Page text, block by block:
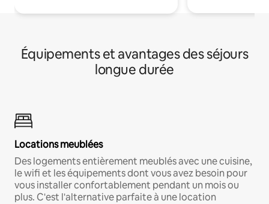
Équipements et avantages des séjours
longue durée
Locations meublées
Des logements entièrement meublés avec une cuisine,
le wifi et les équipements dont vous avez besoin pour
vous installer confortablement pendant un mois ou
plus. C'est l'alternative parfaite à une location